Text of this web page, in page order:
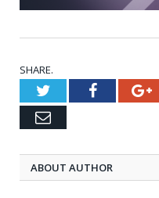
SHARE.
TwitterFacebook
Email
ABOUT AUTHOR